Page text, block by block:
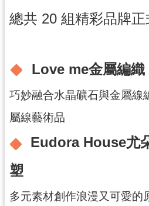
業
務
訊
息
告
便
民
服
務
總共 20 組精彩品牌正
Love me金屬編織
巧妙融合水晶礦石與金屬線
屬線藝術品
Eudora House尤
塑
多元素材創作浪漫又可愛的